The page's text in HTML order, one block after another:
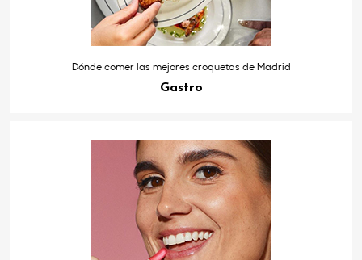
Dónde comer las mejores croquetas de Madrid
Gastro